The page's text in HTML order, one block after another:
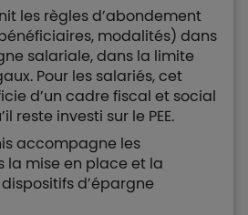
les règles d’abondement
modalités) dans
salariale, dans la limite
Pour les salariés, cet
d’un cadre fiscal et social
reste investi sur le PEE.
accompagne les
la mise en place et la
d’épargne